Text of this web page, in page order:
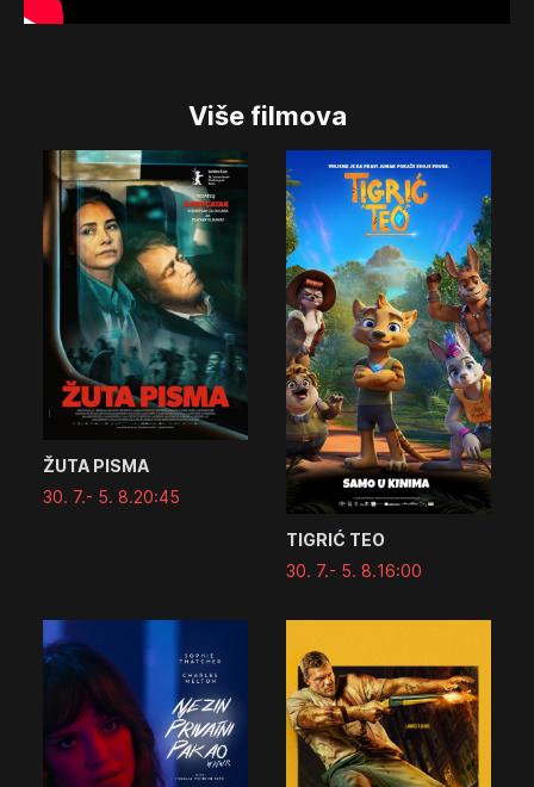
Više filmova
ŽUTA PISMA
30. 7.- 5. 8.20:45
TIGRIĆ TEO
30. 7.- 5. 8.16:00